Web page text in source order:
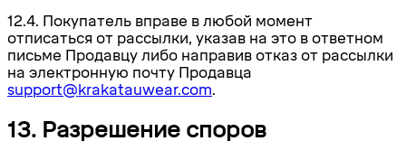
12.4. Покупатель вправе в любой момент
отписаться от рассылки, указав на это в ответном
письме Продавцу либо направив отказ от рассылки
на электронную почту Продавца
support@krakatauwear.com.
13. Разрешение споров